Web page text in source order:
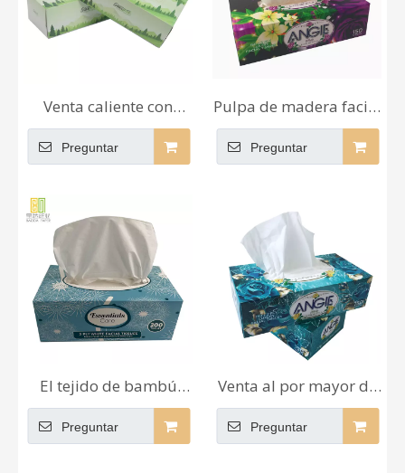
Venta caliente con
patrón 2 capas de
19*20 cm Caja de
Preguntar
Pulpa de madera facial
cómoda suave envuelta
de la caja de papel
bolsillo de 2 CAPAS
Preguntar
El tejido de bambú
profesional al por
mayor del papel seda
Preguntar
Venta al por mayor de
alta calidad, tejido
agradable
Preguntar